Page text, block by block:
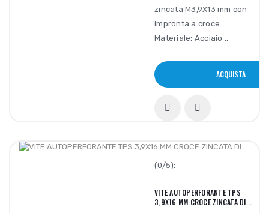
zincata M3,9X13 mm con
impronta a croce.
Materiale: Acciaio ..
ACQUISTA
(0/5):
VITE AUTOPERFORANTE TPS
3,9X16 MM CROCE ZINCATA DI...